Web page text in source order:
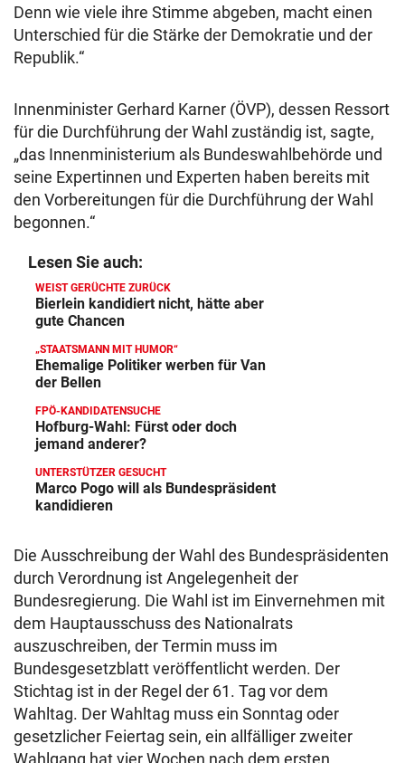
Denn wie viele ihre Stimme abgeben, macht einen
Unterschied für die Stärke der Demokratie und der
Republik.“
Innenminister Gerhard Karner (ÖVP), dessen Ressort
für die Durchführung der Wahl zuständig ist, sagte,
„das Innenministerium als Bundeswahlbehörde und
seine Expertinnen und Experten haben bereits mit
den Vorbereitungen für die Durchführung der Wahl
begonnen.“
Lesen Sie auch:
WEIST GERÜCHTE ZURÜCK
Bierlein kandidiert nicht, hätte aber
gute Chancen
„STAATSMANN MIT HUMOR“
Ehemalige Politiker werben für Van
der Bellen
FPÖ-KANDIDATENSUCHE
Hofburg-Wahl: Fürst oder doch
jemand anderer?
UNTERSTÜTZER GESUCHT
Marco Pogo will als Bundespräsident
kandidieren
Die Ausschreibung der Wahl des Bundespräsidenten
durch Verordnung ist Angelegenheit der
Bundesregierung. Die Wahl ist im Einvernehmen mit
dem Hauptausschuss des Nationalrats
auszuschreiben, der Termin muss im
Bundesgesetzblatt veröffentlicht werden. Der
Stichtag ist in der Regel der 61. Tag vor dem
Wahltag. Der Wahltag muss ein Sonntag oder
gesetzlicher Feiertag sein, ein allfälliger zweiter
Wahlgang hat vier Wochen nach dem ersten